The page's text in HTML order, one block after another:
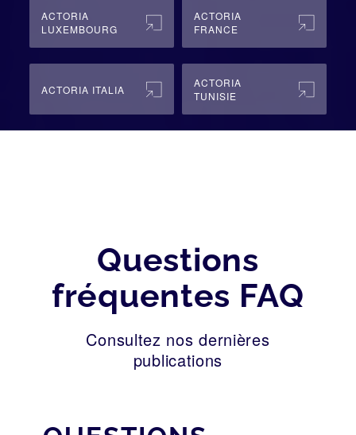
ACTORIA
LUXEMBOURG
ACTORIA
FRANCE
ACTORIA ITALIA
ACTORIA
TUNISIE
Questions
fréquentes FAQ
Consultez nos dernières
publications